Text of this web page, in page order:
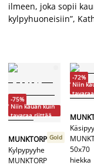
ilmeen, joka sopii
kylpyhuoneisiin”,
-75%
Niin kauan kuin
tavaraa riittää
MUNKTORP
Kylpypyyhe
MUNKTORP
Gold
-72%
Niin
50x70
hiekka